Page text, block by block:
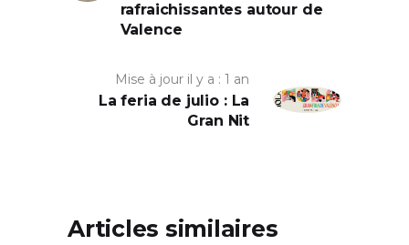
rafraichissantes autour de
Valence
Mise à jour il y a : 1 an
La feria de julio : La
Gran Nit
Articles similaires